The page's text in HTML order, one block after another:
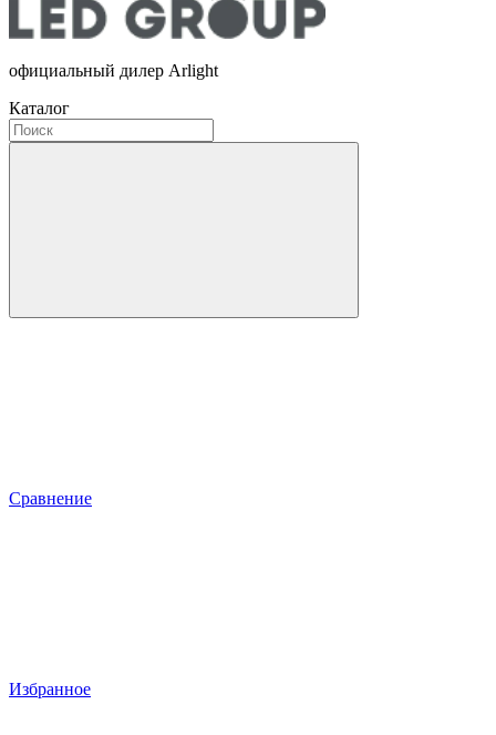
официальный дилер Arlight
Каталог
Сравнение
Избранное